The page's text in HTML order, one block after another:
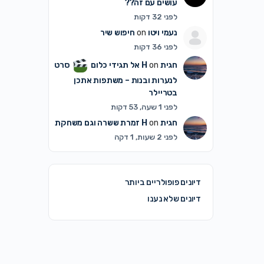
עושים עם זה??
לפני 32 דקות
נעמי ויטו חיפוש שיר
לפני 36 דקות
חגית H on אל תגידי כלום
סרט
לנערות ובנות – משתפות אתכן
בטריילר
לפני 1 שעה, 53 דקות
חגית H on זמרת ששרה וגם משחקת
לפני 2 שעות, 1 דקה
דיונים פופולריים ביותר
דיונים שלא נענו